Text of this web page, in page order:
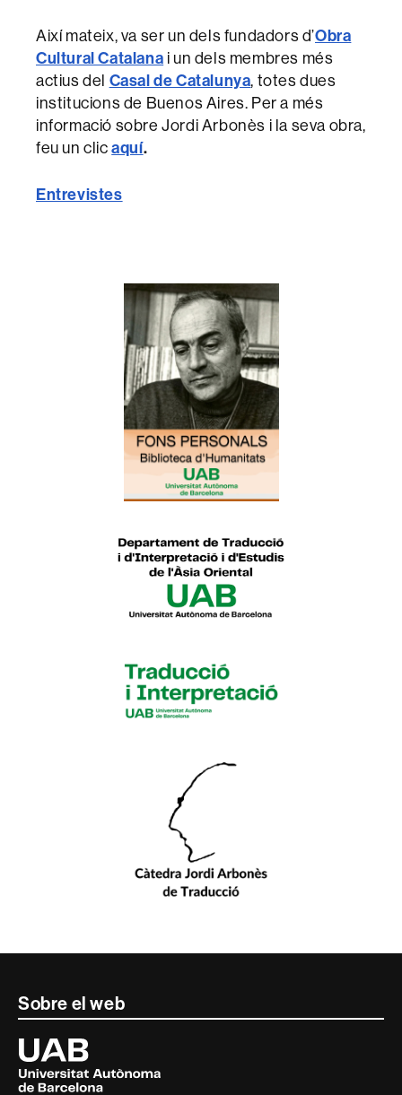
Així mateix, va ser un dels fundadors d’Obra
Cultural Catalana i un dels membres més
actius del Casal de Catalunya, totes dues
institucions de Buenos Aires. Per a més
informació sobre Jordi Arbonès i la seva obra,
feu un clicaquí.
Entrevistes
Contacte
informació
Sobre el web
Universitat
Autònoma
de
Barcelona